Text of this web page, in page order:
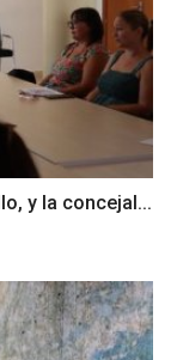
y la concejal...